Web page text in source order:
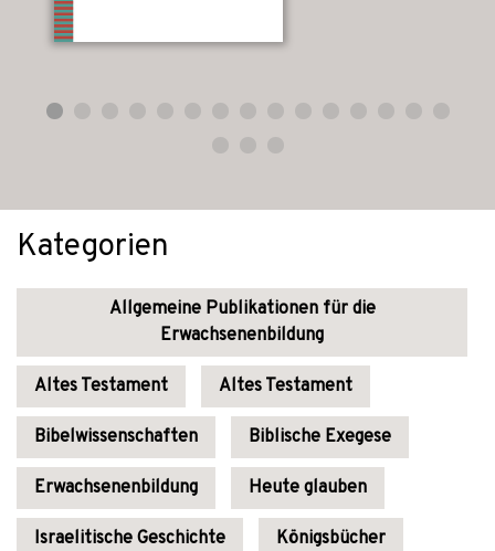
Kategorien
Allgemeine Publikationen für die
Erwachsenenbildung
Altes Testament Altes Testament
Bibelwissenschaften Biblische Exegese
Erwachsenenbildung Heute glauben
Israelitische Geschichte Königsbücher